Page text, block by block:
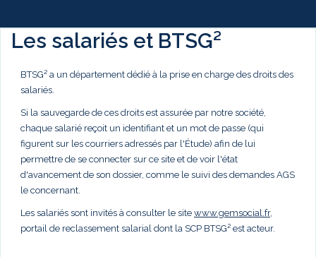
Les salariés et BTSG²
BTSG² a un département dédié à la prise en charge des droits des
salariés.
Si la sauvegarde de ces droits est assurée par notre société,
chaque salarié reçoit un identifiant et un mot de passe (qui
figurent sur les courriers adressés par l'Étude) afin de lui
permettre de se connecter sur ce site et de voir l'état
d'avancement de son dossier, comme le suivi des demandes AGS
le concernant.
Les salariés sont invités à consulter le site www.gemsocial.fr,
portail de reclassement salarial dont la SCP BTSG² est acteur.